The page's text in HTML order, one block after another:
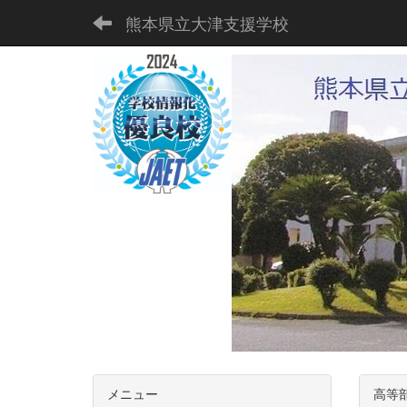
熊本県立大津支援学校
高等
メニュー